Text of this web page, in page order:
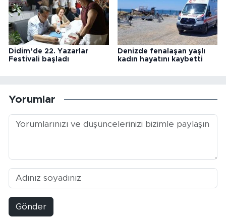
Didim’de 22. Yazarlar
Festivali başladı
Denizde fenalaşan yaşlı
kadın hayatını kaybetti
Yorumlar
Gönder